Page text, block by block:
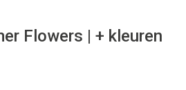
Flowers | + kleuren